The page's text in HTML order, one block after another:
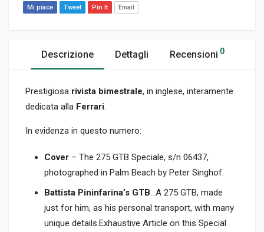
Mi piace Tweet Pin It Email
Descrizione Dettagli Recensioni 0
Prestigiosa rivista bimestrale, in inglese, interamente
dedicata alla Ferrari.
In evidenza in questo numero:
Cover – The 275 GTB Speciale, s/n 06437,
photographed in Palm Beach by Peter Singhof.
Battista Pininfarina’s GTB …A 275 GTB, made
just for him, as his personal transport, with many
unique details.Exhaustive Article on this Special